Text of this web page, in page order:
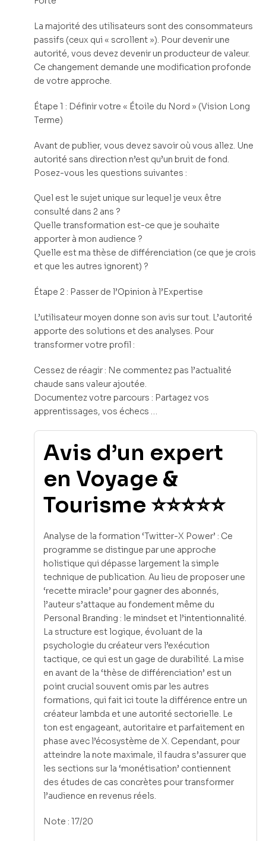
La majorité des utilisateurs sont des consommateurs
passifs (ceux qui « scrollent »). Pour devenir une
autorité, vous devez devenir un producteur de valeur.
Ce changement demande une modification profonde
de votre approche.
Étape 1 : Définir votre « Étoile du Nord » (Vision Long
Terme)
Avant de publier, vous devez savoir où vous allez. Une
autorité sans direction n’est qu’un bruit de fond.
Posez-vous les questions suivantes :
Quel est le sujet unique sur lequel je veux être
consulté dans 2 ans ?
Quelle transformation est-ce que je souhaite
apporter à mon audience ?
Quelle est ma thèse de différenciation (ce que je crois
et que les autres ignorent) ?
Étape 2 : Passer de l’Opinion à l’Expertise
L’utilisateur moyen donne son avis sur tout. L’autorité
apporte des solutions et des analyses. Pour
transformer votre profil :
Cessez de réagir : Ne commentez pas l’actualité
chaude sans valeur ajoutée.
Documentez votre parcours : Partagez vos
apprentissages, vos échecs …
Avis d’un expert
en Voyage &
Tourisme ⭐⭐⭐⭐⭐
Analyse de la formation ‘Twitter-X Power’ : Ce
programme se distingue par une approche
holistique qui dépasse largement la simple
technique de publication. Au lieu de proposer une
‘recette miracle’ pour gagner des abonnés,
l’auteur s’attaque au fondement même du
Personal Branding : le mindset et l’intentionnalité.
La structure est logique, évoluant de la
psychologie du créateur vers l’exécution
tactique, ce qui est un gage de durabilité. La mise
en avant de la ‘thèse de différenciation’ est un
point crucial souvent omis par les autres
formations, qui fait ici toute la différence entre un
créateur lambda et une autorité sectorielle. Le
ton est engageant, autoritaire et parfaitement en
phase avec l’écosystème de X. Cependant, pour
atteindre la note maximale, il faudra s’assurer que
les sections sur la ‘monétisation’ contiennent
des études de cas concrètes pour transformer
l’audience en revenus réels.
Note : 17/20